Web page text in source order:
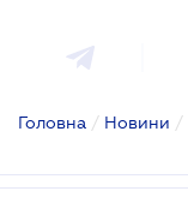
Головна / Новини /